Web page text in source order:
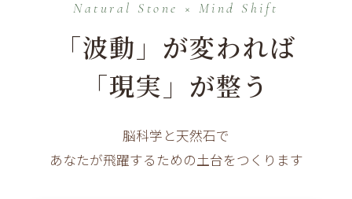
Natural Stone × Mind Shift
「波動」が変われば
「現実」が整う
脳科学と天然石で
あなたが飛躍するための土台をつくります